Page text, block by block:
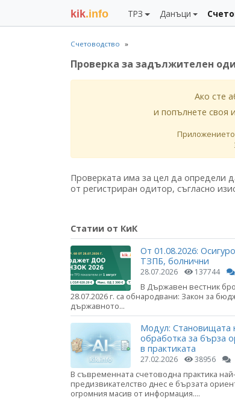
kik.info ТРЗ Данъци
Счетоводство
Проверка за задължителен
Ако сте
и попълнете своя
Приложението
Проверката има за цел да определи
от регистриран одитор, съгласно
Статии от КиК
От 01.08.2026:
ТЗПБ, болнични
28.07.2026 137744
В Държавен вестник
28.07.2026 г. са обнародвани: Закон за
държавното...
Модул: Становищата
обработка за бърза
в практиката
27.02.2026 38956
В съвременната счетоводна практика
предизвикателство днес е бързата
огромния масив от информация....